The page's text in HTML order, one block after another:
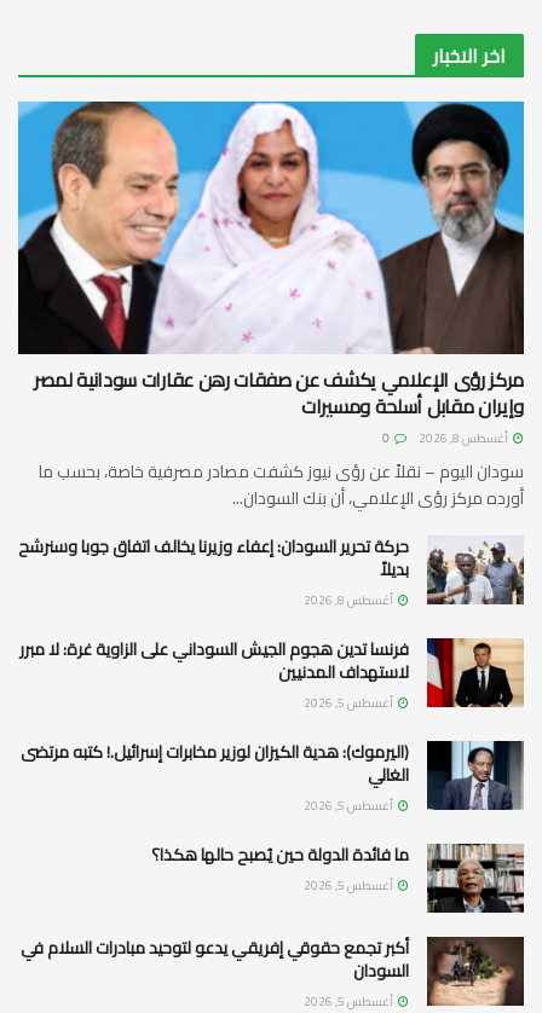
اخر الاخبار
مركز رؤى الإعلامي يكشف عن صفقات رهن عقارات سودانية لمصر
وإيران مقابل أسلحة ومسيرات
أغسطس 8, 2026
سودان اليوم – نقلاً عن رؤى نيوز كشفت مصادر مصرفية خاصة، بحسب ما
أورده مركز رؤى الإعلامي، أن بنك السودان...
حركة تحرير السودان: إعفاء وزيرنا يخالف اتفاق جوبا وسنرشح
بديلاً
أغسطس 8, 2026
فرنسا تدين هجوم الجيش السوداني على الزاوية غرة: لا مبرر
لاستهداف المدنيين
أغسطس 5, 2026
(اليرموك): هدية الكيزان لوزير مخابرات إسرائيل.! كتبه مرتضى
الغالي
أغسطس 5, 2026
ما فائدة الدولة حين يُصبح حالها هكذا؟
أغسطس 5, 2026
أكبر تجمع حقوقي إفريقي يدعو لتوحيد مبادرات السلام في
السودان
أغسطس 5, 2026